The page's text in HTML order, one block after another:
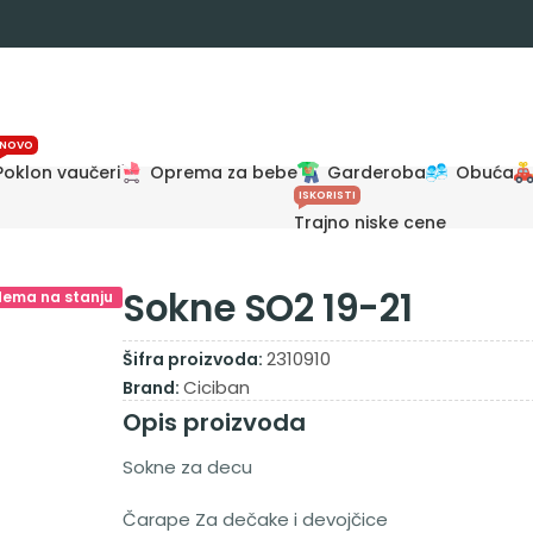
vaučeri
NOVO
Oprema za bebe Garderoba Obuća
Trajno niske cene
ISKORISTI
na stanju Sokne SO2 19-21
Šifra proizvoda: 2310910
Brand: Ciciban
Opis proizvoda
Sokne za decu
Čarape Za dečake i devojčice